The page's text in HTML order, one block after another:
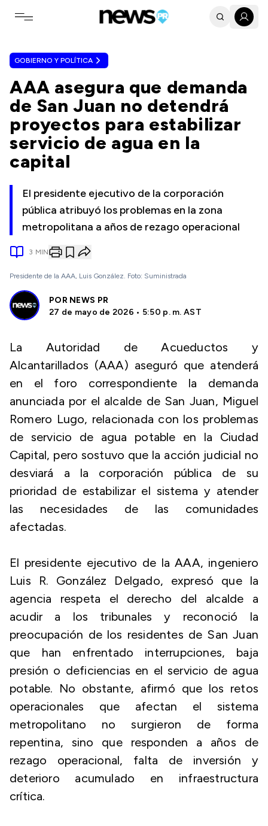
Toggle navigation menu
GOBIERNO Y POLÍTICA
AAA asegura que demanda
de San Juan no detendrá
proyectos para estabilizar
servicio de agua en la
capital
El presidente ejecutivo de la corporación
pública atribuyó los problemas en la zona
metropolitana a años de rezago operacional
3 MIN
Presidente de la AAA, Luis González. Foto: Suministrada
POR NEWS PR
27 de mayo de 2026 • 5:50 p. m. AST
La Autoridad de Acueductos y
Alcantarillados (AAA) aseguró que atenderá
en el foro correspondiente la demanda
anunciada por el alcalde de San Juan, Miguel
Romero Lugo, relacionada con los problemas
de servicio de agua potable en la Ciudad
Capital, pero sostuvo que la acción judicial no
desviará a la corporación pública de su
prioridad de estabilizar el sistema y atender
las necesidades de las comunidades
afectadas.
El presidente ejecutivo de la AAA, ingeniero
Luis R. González Delgado, expresó que la
agencia respeta el derecho del alcalde a
acudir a los tribunales y reconoció la
preocupación de los residentes de San Juan
que han enfrentado interrupciones, baja
presión o deficiencias en el servicio de agua
potable. No obstante, afirmó que los retos
operacionales que afectan el sistema
metropolitano no surgieron de forma
repentina, sino que responden a años de
rezago operacional, falta de inversión y
deterioro acumulado en infraestructura
crítica.